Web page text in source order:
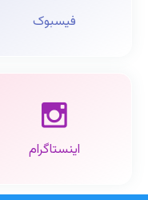
فیسبوک
اینستاگرام